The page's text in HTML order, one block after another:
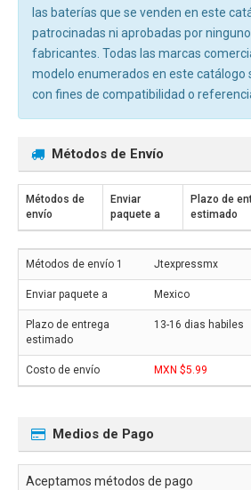
las baterías que se venden en este
patrocinadas ni aprobadas por
fabricantes. Todas las marcas
modelo enumerados en este catálogo
con fines de compatibilidad o
Métodos de Envío
Métodos de
envío
Enviar
paquete a
Plazo de
estimado
Jtexpressmx
Mexico
13-16 dias habiles
MXN $5.99
Medios de Pago
Aceptamos métodos de pago